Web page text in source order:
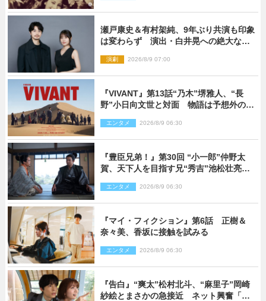
瀬戸康史＆有村架純、9年ぶり共演も印象
は変わらず 演出・白井晃への絶大なる
演劇 2026/8/9 07:00
『VIVANT』第13話“乃木”堺雅人、“長
野”小日向文世と対面 物語は予想外の展
エンタメ 2026/8/9 06:30
『豊臣兄弟！』第30回 “小一郎”仲野太
賀、天下人を目指す兄“秀吉”池松壮亮
エンタメ 2026/8/9 06:30
『マイ・フィクション』第6話 正樹＆
奈々美、香坂に接触を試みる
エンタメ 2026/8/9 06:30
『告白』“爽太”松村北斗、“麻里子”岡崎
紗絵とまさかの急接近 ネット興奮「そ